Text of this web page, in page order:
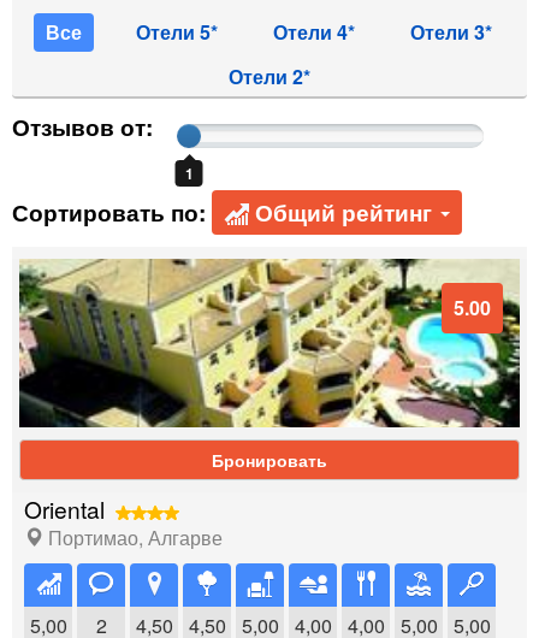
Все Отели 5* Отели 4*
Отели 3*
Отели 2*
Отзывов от:
1
Сортировать по: Общий рейтинг
5.00
Бронировать
Oriental
Портимао, Алгарве
5,00 2 4,50 4,50 5,00 4,00 4,00 5,00 5,00